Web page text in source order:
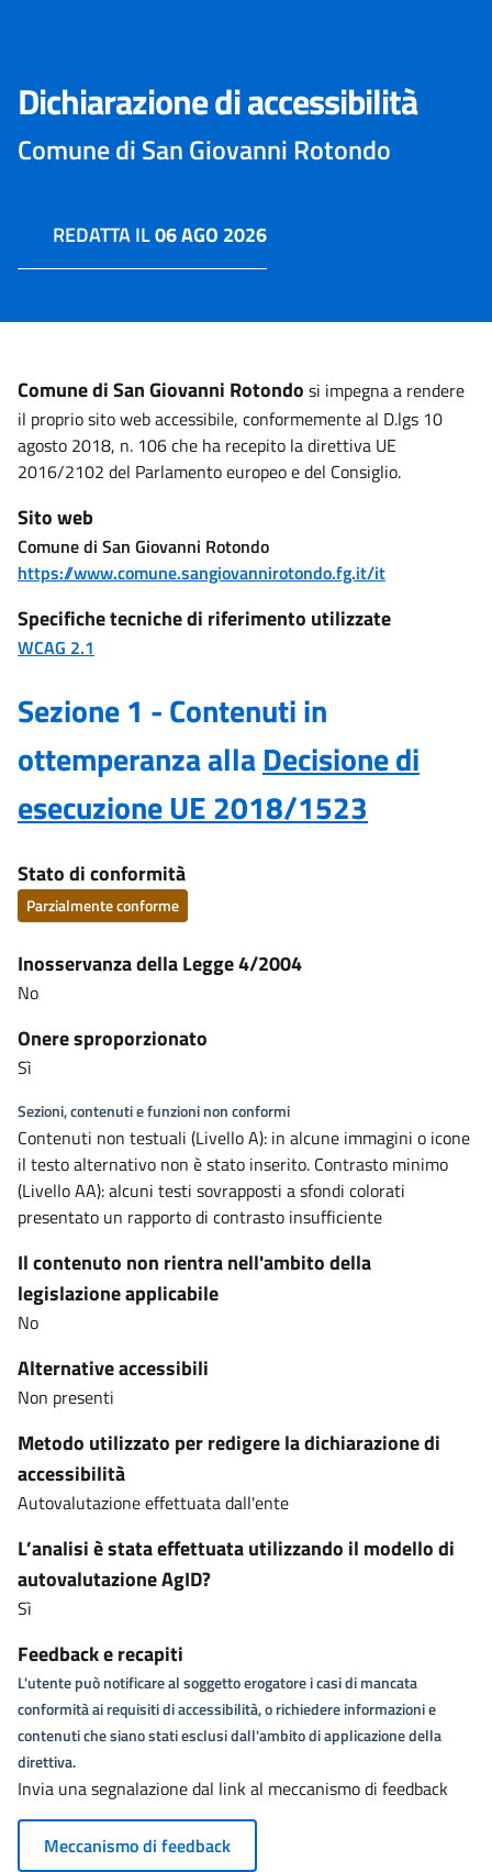
Dichiarazione di accessibilità
Comune di San Giovanni Rotondo
REDATTA IL06 AGO 2026
Comune di San Giovanni Rotondo si impegna a rendere
il proprio sito web accessibile, conformemente al D.lgs 10
agosto 2018, n. 106 che ha recepito la direttiva UE
2016/2102 del Parlamento europeo e del Consiglio.
Sito web
Comune di San Giovanni Rotondo
https://www.comune.sangiovannirotondo.fg.it/it
Specifiche tecniche di riferimento utilizzate
WCAG 2.1
Sezione 1 - Contenuti in
ottemperanza allaDecisione di
esecuzione UE 2018/1523
Stato di conformità
Parzialmente conforme
Inosservanza della Legge 4/2004
No
Onere sproporzionato
Sì
Sezioni, contenuti e funzioni non conformi
Contenuti non testuali (Livello A): in alcune immagini o icone
il testo alternativo non è stato inserito. Contrasto minimo
(Livello AA): alcuni testi sovrapposti a sfondi colorati
presentato un rapporto di contrasto insufficiente
Il contenuto non rientra nell'ambito della
legislazione applicabile
No
Alternative accessibili
Non presenti
Metodo utilizzato per redigere la dichiarazione di
accessibilità
Autovalutazione effettuata dall'ente
L’analisi è stata effettuata utilizzando il modello di
autovalutazione AgID?
Sì
Feedback e recapiti
L'utente può notificare al soggetto erogatore i casi di mancata
conformità ai requisiti di accessibilità, o richiedere informazioni e
contenuti che siano stati esclusi dall'ambito di applicazione della
direttiva.
Invia una segnalazione dal link al meccanismo di feedback
Meccanismo di feedback